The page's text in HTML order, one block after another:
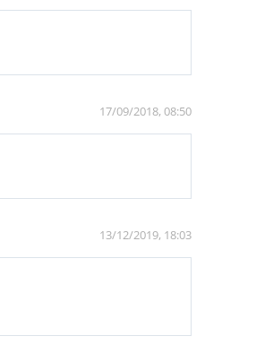
17/09/2018, 08:50
13/12/2019, 18:03